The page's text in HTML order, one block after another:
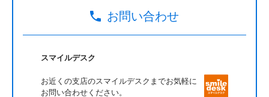
お問い合わせ
スマイルデスク
お近くの支店のスマイルデスクまでお気軽に
お問い合わせください。